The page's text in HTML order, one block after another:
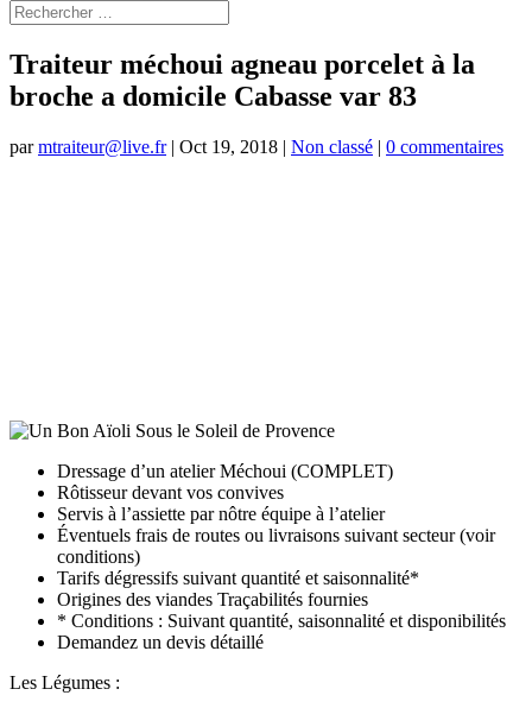
Traiteur méchoui agneau porcelet à la
broche a domicile Cabasse var 83
parmtraiteur@live.fr| Oct 19, 2018 | Non classé | 0 commentaires
Dressage d’un atelier Méchoui (COMPLET)
Rôtisseur devant vos convives
Servis à l’assiette par nôtre équipe à l’atelier
Éventuels frais de routes ou livraisons suivant secteur (voir
conditions)
Tarifs dégressifs suivant quantité et saisonnalité*
Origines des viandes Traçabilités fournies
* Conditions : Suivant quantité, saisonnalité et disponibilités
Demandez un devis détaillé
Les Légumes :